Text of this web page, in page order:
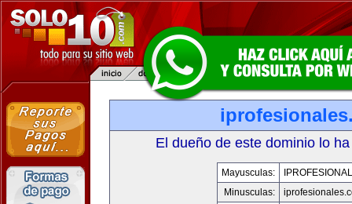
El dueño de este dominio lo
Mayusculas:
Minusculas: